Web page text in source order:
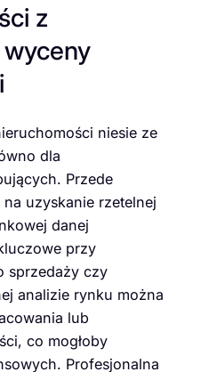
z
niesie ze
dla
Przede
uzyskanie rzetelnej
danej
przy
sprzedaży czy
analizie rynku można
lub
co mogłoby
Profesjonalna